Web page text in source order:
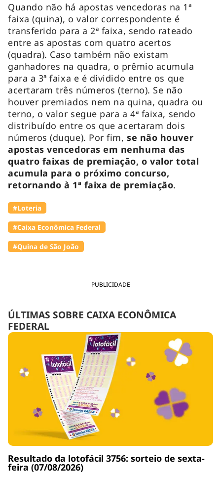
PUBLICIDADE
ÚLTIMAS SOBRE CAIXA ECONÔMICA
FEDERAL
Resultado da lotofácil 3756: sorteio de sexta-
feira (07/08/2026)
Quando não há apostas vencedoras na 1ª
faixa (quina), o valor correspondente é
transferido para a 2ª faixa, sendo rateado
entre as apostas com quatro acertos
(quadra). Caso também não existam
ganhadores na quadra, o prêmio acumula
para a 3ª faixa e é dividido entre os que
acertaram três números (terno). Se não
houver premiados nem na quina, quadra ou
terno, o valor segue para a 4ª faixa, sendo
distribuído entre os que acertaram dois
números (duque). Por fim,se não houver
apostas vencedoras em nenhuma das
quatro faixas de premiação, o valor total
acumula para o próximo concurso,
retornando à 1ª faixa de premiação.
#Loteria
#Caixa Econômica Federal
#Quina de São João